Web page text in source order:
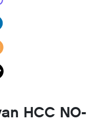
HCC NO-